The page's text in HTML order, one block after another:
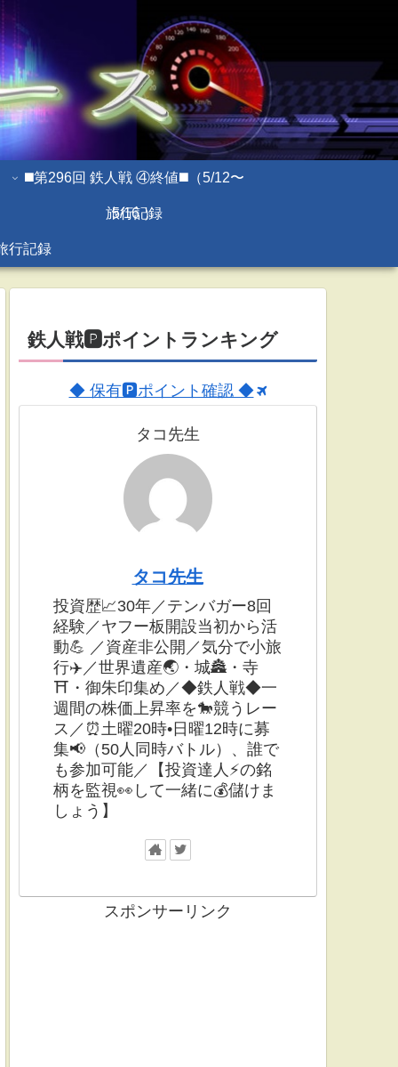
◼️第296回 鉄人戦 ④終値◼️（5/12〜
5/16 ）
旅行記録
行記録
鉄人戦🅿ポイントランキング
◆ 保有🅿ポイント確認 ◆
タコ先生
タコ先生
投資歴📈30年／テンバガー8回
経験／ヤフー板開設当初から活
動💪 ／資産非公開／気分で小旅
行✈️／世界遺産🌏・城🏯・寺
⛩・御朱印集め／◆鉄人戦◆一
週間の株価上昇率を🐎競うレー
ス／⏰土曜20時•日曜12時に募
集📢（50人同時バトル）、誰で
も参加可能／【投資達人⚡️の銘
柄を監視👀して一緒に💰儲けま
しょう】
スポンサーリンク